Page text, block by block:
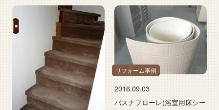
リフォーム事例
2016.09.03
バスナフローレ(浴室用床シー